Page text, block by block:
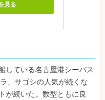
見る
している名古屋港シーバス
、サゴシの人気が続くな
が続いた。数型ともに良